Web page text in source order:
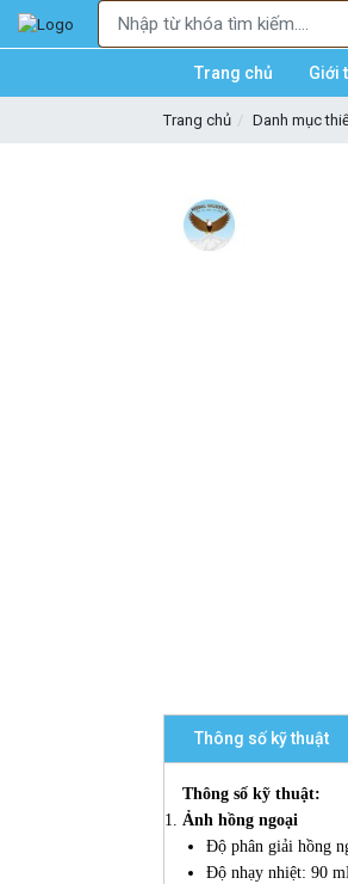
Trang chủ Giới
Trang chủ Danh mục
Thông số kỹ thuật
Thông số kỹ thuật:
Ảnh hồng ngoại
Độ phân giải hồng
Độ nhạy nhiệt: 90